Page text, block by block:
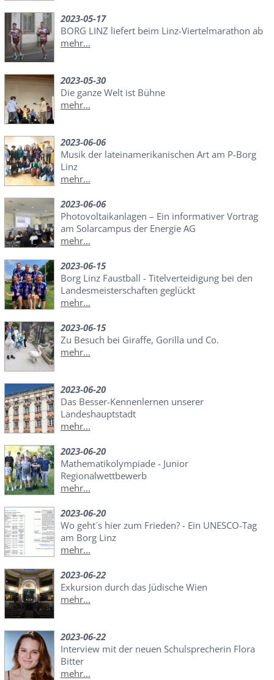
2023-05-17
BORG LINZ liefert beim Linz-Viertelmarathon ab
mehr...
2023-05-30
Die ganze Welt ist Bühne
mehr...
2023-06-06
Musik der lateinamerikanischen Art am P-Borg
Linz
mehr...
2023-06-06
Photovoltaikanlagen – Ein informativer Vortrag
am Solarcampus der Energie AG
mehr...
2023-06-15
Borg Linz Faustball - Titelverteidigung bei den
Landesmeisterschaften geglückt
mehr...
2023-06-15
Zu Besuch bei Giraffe, Gorilla und Co.
mehr...
2023-06-20
Das Besser-Kennenlernen unserer
Landeshauptstadt
mehr...
2023-06-20
Mathematikolympiade - Junior
Regionalwettbewerb
mehr...
2023-06-20
Wo geht´s hier zum Frieden? - Ein UNESCO-Tag
am Borg Linz
mehr...
2023-06-22
Exkursion durch das Jüdische Wien
mehr...
2023-06-22
Interview mit der neuen Schulsprecherin Flora
Bitter
mehr...